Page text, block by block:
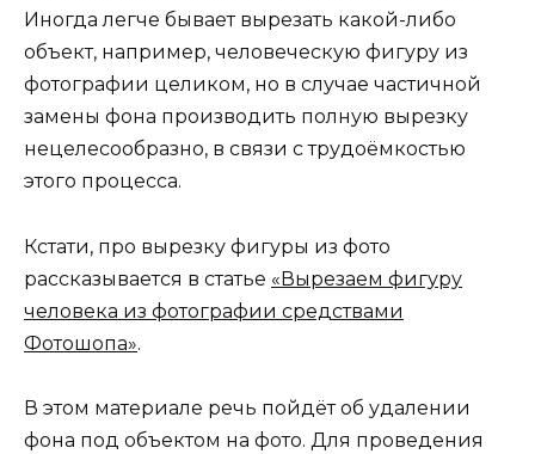
Иногда легче бывает вырезать какой-либо
объект, например, человеческую фигуру из
фотографии целиком, но в случае частичной
замены фона производить полную вырезку
нецелесообразно, в связи с трудоёмкостью
этого процесса.
Кстати, про вырезку фигуры из фото
рассказывается в статье «Вырезаем фигуру
человека из фотографии средствами
Фотошопа».
В этом материале речь пойдёт об удалении
фона под объектом на фото. Для проведения